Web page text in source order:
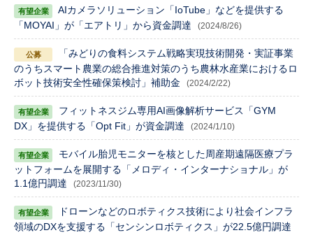
AIカメラソリューション「IoTube」などを提供する
「MOYAI」が「エアトリ」から資金調達
(2024/8/26)
「みどりの食料システム戦略実現技術開発・実証事業
のうちスマート農業の総合推進対策のうち農林水産業におけるロ
ボット技術安全性確保策検討」補助金
(2024/2/22)
フィットネスジム専用AI画像解析サービス「GYM
DX」を提供する「Opt Fit」が資金調達
(2024/1/10)
モバイル胎児モニターを核とした周産期遠隔医療プラ
ットフォームを展開する「メロディ・インターナショナル」が
1.1億円調達
(2023/11/30)
ドローンなどのロボティクス技術により社会インフラ
領域のDXを支援する「センシンロボティクス」が22.5億円調達